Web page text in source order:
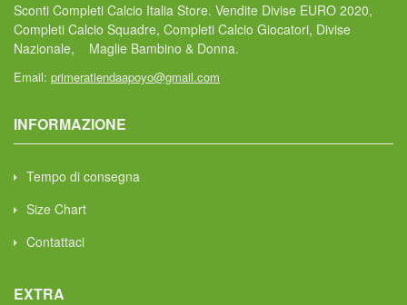
Sconti Completi Calcio Italia Store. Vendite Divise EURO 2020,
Completi Calcio Squadre, Completi Calcio Giocatori, Divise
Nazionale, Maglie Bambino & Donna.
Email: primeratiendaapoyo@gmail.com
INFORMAZIONE
Tempo di consegna
Size Chart
Contattaci
EXTRA